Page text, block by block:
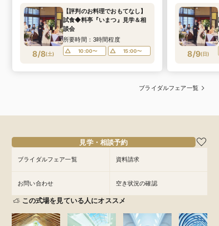
8/8(土)
【評判のお料理でおもてなし】
試食◆料亭『いまつ』見学＆相
談会
所要時間：3時間程度
10:00〜 15:00〜 8/9(日)
ブライダルフェア一覧
見学・相談予約
ブライダルフェア一覧 資料請求
お問い合わせ 空き状況の確認
この式場を見ている人にオススメ